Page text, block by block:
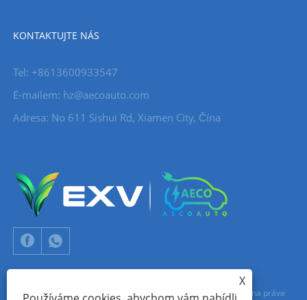
KONTAKTUJTE NÁS
Tel: +8613600933547
E-mailem: hz@aecoauto.com
Adresa: No 611 Sishui Rd, Xiamen City, Čína
Copyright © 2024 Xiamen Aecoauto Technology Co., Ltd. Všechna práva
X